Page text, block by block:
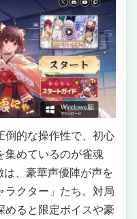
倒的な操作性で、初心
集めているのが雀魂
は、豪華声優陣が声を
ラクター」たち。対局
めると限定ボイスや豪